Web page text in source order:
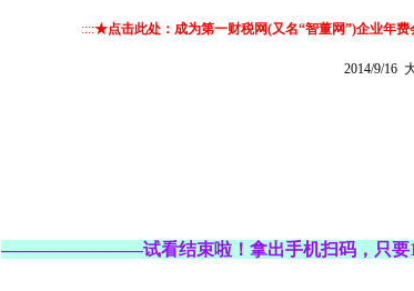
::::★点击此处：成为第一财税网(又名“智董网”)企业年
2014/9/16
————————试看结束啦！拿出手机扫码，只要1